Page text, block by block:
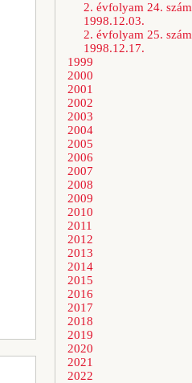
2. évfolyam 24. szám
1998.12.03.
2. évfolyam 25. szám
1998.12.17.
1999
2000
2001
2002
2003
2004
2005
2006
2007
2008
2009
2010
2011
2012
2013
2014
2015
2016
2017
2018
2019
2020
2021
2022